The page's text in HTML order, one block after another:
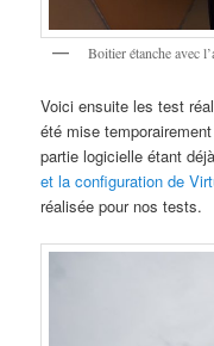
Boitier étanche avec
Voici ensuite les test
été mise
partie logicielle étant
et la configuration de
réalisée pour nos tests.